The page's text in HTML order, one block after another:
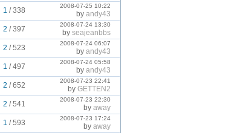
1 /338
2008-07-25 10:22
by andy43
2 /397
2008-07-24 13:30
by seajeanbbs
2 /523
2008-07-24 06:07
by andy43
1 /497
2008-07-24 05:58
by andy43
2 /652
2008-07-23 22:41
by GETTEN2
2 /541
2008-07-23 22:30
by away
1 /593
2008-07-23 17:24
by away